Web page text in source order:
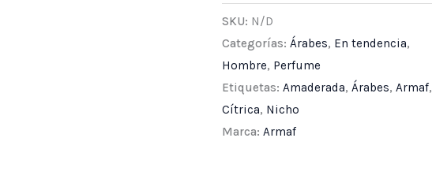
SKU: N/D
Categorías: Árabes, En tendencia,
Hombre, Perfume
Etiquetas: Amaderada, Árabes, Armaf,
Cítrica, Nicho
Marca: Armaf